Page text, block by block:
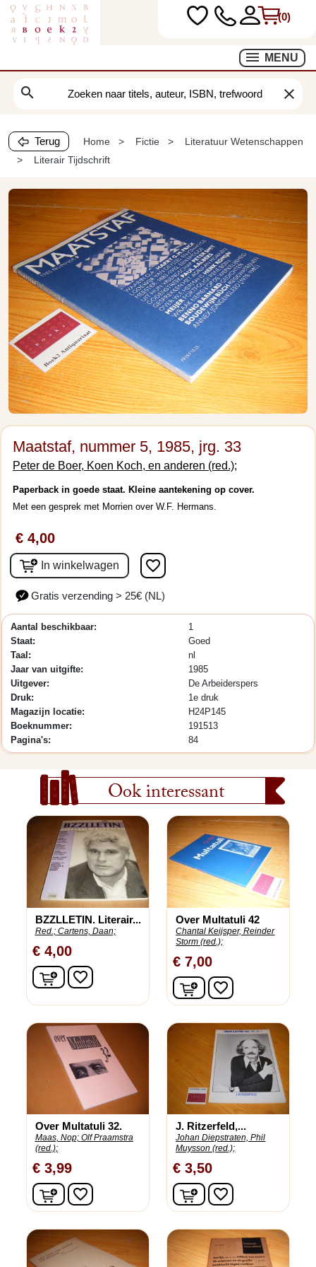
(0)
MENU
search clear
Terug Home Fictie
Literatuur Wetenschappen
Literair Tijdschrift
Maatstaf, nummer 5, 1985, jrg. 33
Peter de Boer, Koen Koch, en anderen (red.);
Paperback in goede staat. Kleine aantekening op cover.
Met een gesprek met Morrien over W.F. Hermans.
€ 4,00
In winkelwagen favorite_border
Gratis verzending > 25€ (NL)
Aantal beschikbaar:
1
Staat:
Goed
Taal:
nl
Jaar van uitgifte:
1985
Uitgever:
De Arbeiderspers
Druk:
1e druk
Magazijn locatie:
H24P145
Boeknummer:
191513
Pagina's:
84
Ook interessant
BZZLLETIN. Literair...
Red.; Cartens, Daan;
€ 4,00
In winkelwagen
favorite_border
Over Multatuli 42
Chantal Keijsper, Reinder
Storm (red.);
€ 7,00
In winkelwagen
favorite_border
Over Multatuli 32.
Maas, Nop; Olf Praamstra
(red.);
€ 3,99
In winkelwagen
favorite_border
J. Ritzerfeld,...
Johan Diepstraten, Phil
Muysson (red.);
€ 3,50
In winkelwagen
favorite_border